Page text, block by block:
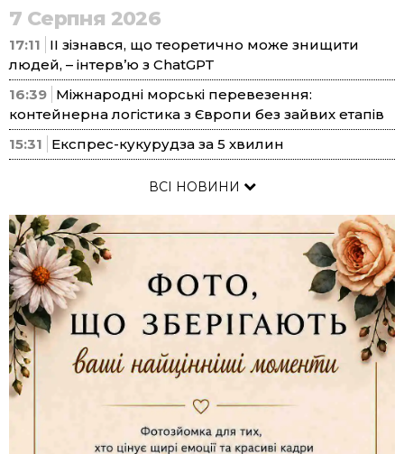
7 Серпня 2026
17:11
ІІ зізнався, що теоретично може знищити
людей, – інтерв’ю з ChatGPT
16:39 Міжнародні морські перевезення:
контейнерна логістика з Європи без зайвих етапів
15:31
Експрес-кукурудза за 5 хвилин
ВСІ НОВИНИ